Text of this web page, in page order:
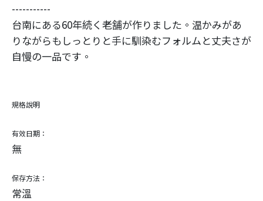
-----------
台南にある60年続く老舗が作りました。温かみがあ
りながらもしっとりと手に馴染むフォルムと丈夫さが
自慢の一品です。
規格說明
有效日期：
無
保存方法：
常溫